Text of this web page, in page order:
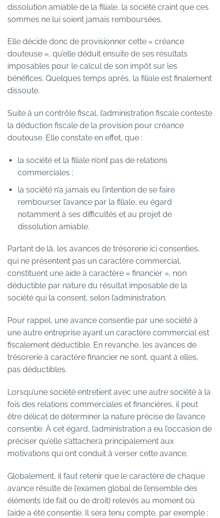
dissolution amiable de la filiale, la société craint que ces
sommes ne lui soient jamais remboursées.
Elle décide donc de provisionner cette « créance
douteuse », qu’elle déduit ensuite de ses résultats
imposables pour le calcul de son impôt sur les
bénéfices. Quelques temps après, la filiale est finalement
dissoute.
Suite à un contrôle fiscal, l’administration fiscale conteste
la déduction fiscale de la provision pour créance
douteuse. Elle constate en effet, que :
la société et la filiale n’ont pas de relations
commerciales ;
la société n’a jamais eu l’intention de se faire
rembourser l’avance par la filiale, eu égard
notamment à ses difficultés et au projet de
dissolution amiable.
Partant de là, les avances de trésorerie ici consenties,
qui ne présentent pas un caractère commercial,
constituent une aide à caractère « financier », non
déductible par nature du résultat imposable de la
société qui la consent, selon l’administration.
Pour rappel, une avance consentie par une société à
une autre entreprise ayant un caractère commercial est
fiscalement déductible. En revanche, les avances de
trésorerie à caractère financier ne sont, quant à elles,
pas déductibles.
Lorsqu’une société entretient avec une autre société à la
fois des relations commerciales et financières, il peut
être délicat de déterminer la nature précise de l’avance
consentie. À cet égard, l’administration a eu l’occasion de
préciser qu’elle s’attachera principalement aux
motivations qui ont conduit à verser cette avance.
Globalement, il faut retenir que le caractère de chaque
avance résulte de l’examen global de l’ensemble des
éléments (de fait ou de droit) relevés au moment où
l’aide a été consentie. Il sera tenu compte, par exemple :